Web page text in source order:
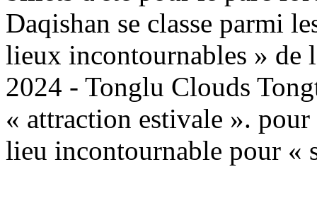
Daqishan se classe parmi
lieux incontournables » de
2024 - Tonglu Clouds
« attraction estivale ».
lieu incontournable pour «